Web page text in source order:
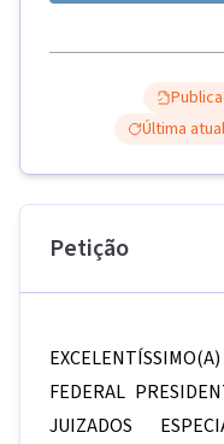
Última
Petição
FEDERAL
JUIZADOS